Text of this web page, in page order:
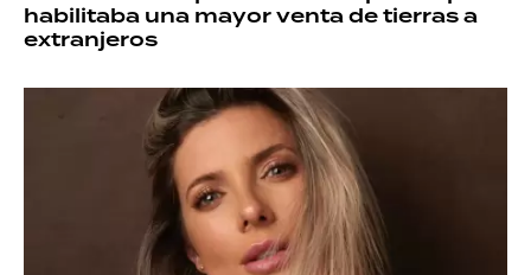
habilitaba una mayor venta de tierras a
extranjeros